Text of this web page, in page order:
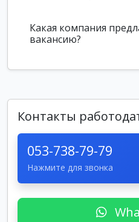
Какая компания
вакансию?
Контакты
053-738-79-79
Нажмите для звонка